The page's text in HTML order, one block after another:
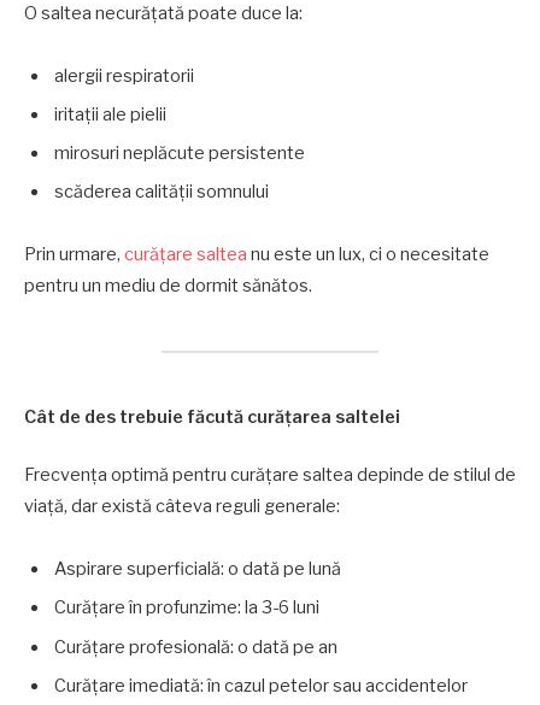
O saltea necurățată poate duce la:
alergii respiratorii
iritații ale pielii
mirosuri neplăcute persistente
scăderea calității somnului
Prin urmare, curățare saltea nu este un lux, ci o necesitate
pentru un mediu de dormit sănătos.
Cât de des trebuie făcută curățarea saltelei
Frecvența optimă pentru curățare saltea depinde de stilul de
viață, dar există câteva reguli generale:
Aspirare superficială: o dată pe lună
Curățare în profunzime: la 3-6 luni
Curățare profesională: o dată pe an
Curățare imediată: în cazul petelor sau accidentelor